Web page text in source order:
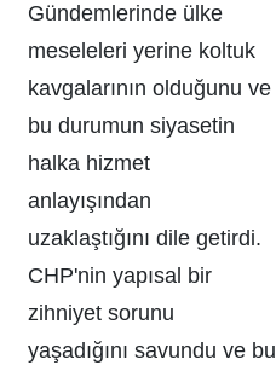
Gündemlerinde ülke
meseleleri yerine koltuk
kavgalarının olduğunu ve
bu durumun siyasetin
halka hizmet
anlayışından
uzaklaştığını dile getirdi.
CHP'nin yapısal bir
zihniyet sorunu
yaşadığını savundu ve bu